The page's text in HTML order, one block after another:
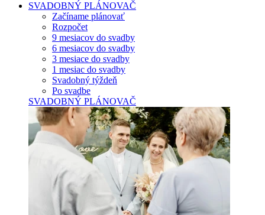
SVADOBNÝ PLÁNOVAČ
Začíname plánovať
Rozpočet
9 mesiacov do svadby
6 mesiacov do svadby
3 mesiace do svadby
1 mesiac do svadby
Svadobný týždeň
Po svadbe
SVADOBNÝ PLÁNOVAČ